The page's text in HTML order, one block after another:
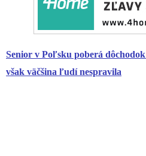
Senior v Poľsku poberá dôchodok
však väčšina ľudí nespravila